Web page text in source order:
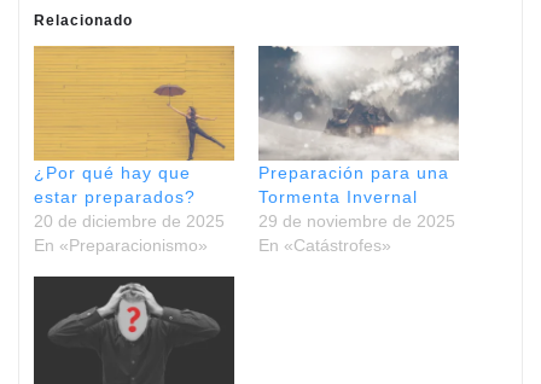
Relacionado
¿Por qué hay que
estar preparados?
20 de diciembre de 2025
En «Preparacionismo»
Preparación para una
Tormenta Invernal
29 de noviembre de 2025
En «Catástrofes»